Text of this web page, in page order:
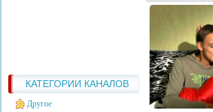
КАТЕГОРИИ КАНАЛОВ
Другое